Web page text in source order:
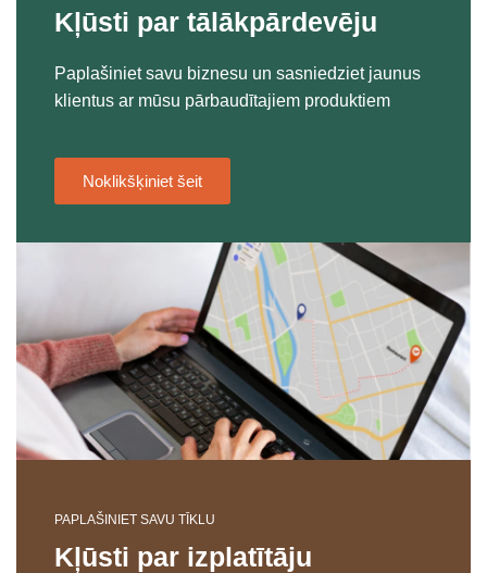
Kļūsti par tālākpārdevēju
Paplašiniet savu biznesu un sasniedziet jaunus
klientus ar mūsu pārbaudītajiem produktiem
Noklikšķiniet šeit
PAPLAŠINIET SAVU TĪKLU
Kļūsti par izplatītāju